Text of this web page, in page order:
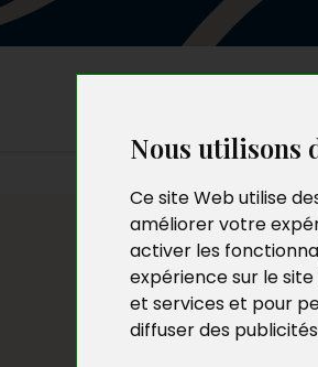
Nous utilisons
Ce site Web utilise
améliorer votre
activer les
expérience sur le
et services et pour
diffuser des